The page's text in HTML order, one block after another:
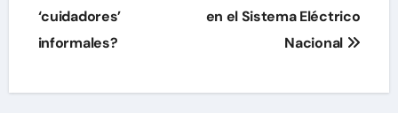
‘cuidadores’
informales?
en el Sistema Eléctrico
Nacional